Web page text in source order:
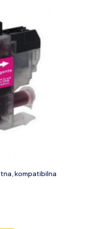
kompatibilna